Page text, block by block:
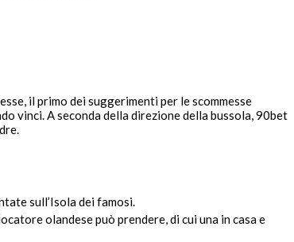
il primo dei suggerimenti per le scommesse
vinci. A seconda della direzione della bussola, 90bet
sull’Isola dei famosi.
olandese può prendere, di cui una in casa e